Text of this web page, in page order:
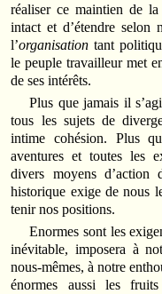
réaliser ce maintien de
intact et d’étendre selon
l’organisation tant
le peuple travailleur met
de ses intérêts.
Plus que jamais il
tous les sujets de
intime cohésion. Plus
aventures et toutes les
divers moyens
historique exige de nous
tenir nos positions.
Enormes sont les
inévitable, imposera à
nous-mêmes, à notre
énormes aussi les